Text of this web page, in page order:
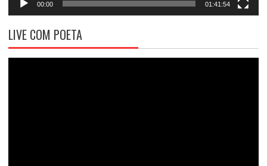
00:00 01:41:54
LIVE COM POETA